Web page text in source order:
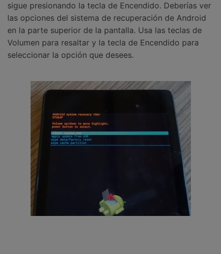
sigue presionando la tecla de Encendido. Deberías ver
las opciones del sistema de recuperación de Android
en la parte superior de la pantalla. Usa las teclas de
Volumen para resaltar y la tecla de Encendido para
seleccionar la opción que desees.